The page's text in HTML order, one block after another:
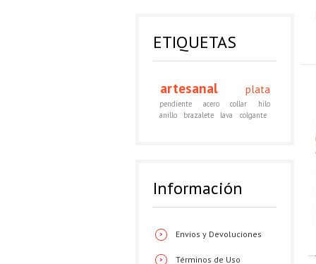
ETIQUETAS
artesanal plata
pendiente acero collar
hilo
anillo
brazalete lava colgante
Información
Envios y Devoluciones
Términos de Uso